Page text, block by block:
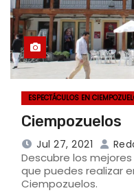
ESPECTÁCULOS EN
Ciempozuelos
Jul 27, 2021
Descubre los
que puedes realizar
Ciempozuelos.